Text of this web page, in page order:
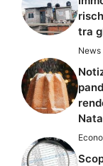
tra
News